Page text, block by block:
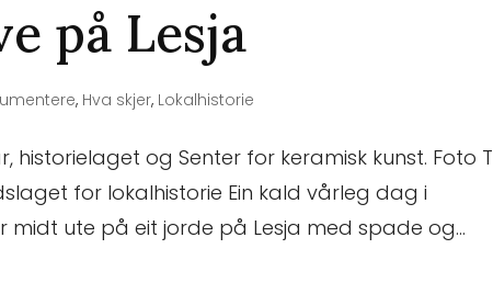
på Lesja
, Hva skjer, Lokalhistorie
historielaget og Senter for keramisk kunst. Foto T
for lokalhistorie Ein kald vårleg dag i
midt ute på eit jorde på Lesja med spade og...